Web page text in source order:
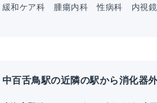
緩和ケア科
腫瘍内科 性病科 内視
中百舌鳥駅の近隣の駅から消化器